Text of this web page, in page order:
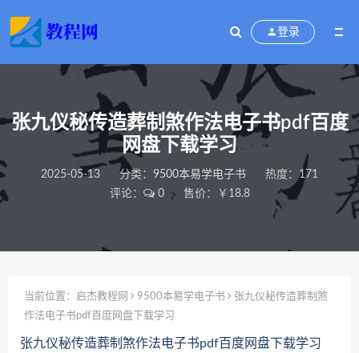
登录
张九仪秘传造葬制煞作法电子书pdf百度
网盘下载学习
2025-05-13 分类： 9500本易学电子书
热度：171
评论：
0 售价：￥18.8
当前位置： 启杰教程网 9500本易学电子书
张九仪秘传造葬制煞
作法电子书pdf百度网盘下载学习
张九仪秘传造葬制煞作法电子书pdf百度网盘下载学习